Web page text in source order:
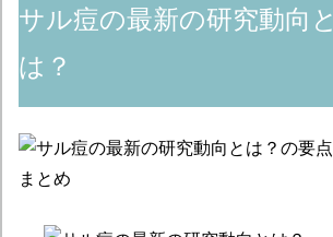
サル痘の最新の研究動向と
は？